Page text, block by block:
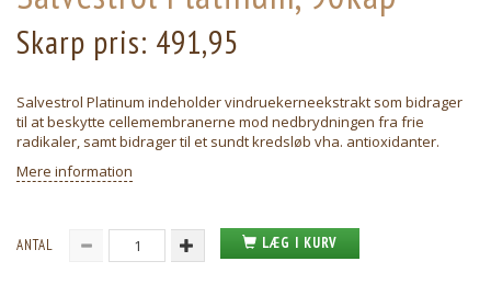
Skarp pris: 491,95
Salvestrol Platinum indeholder vindruekerneekstrakt som bidrager
til at beskytte cellemembranerne mod nedbrydningen fra frie
radikaler, samt bidrager til et sundt kredsløb vha. antioxidanter.
Mere information
ANTAL LÆG I KURV